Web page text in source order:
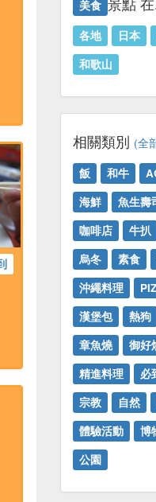
美食
各地 日本
和歌山
相關類別 (全
飯
和牛
海鮮
魚生壽
咖啡店
牛扒
烏冬
素食
沖繩料理
漢堡包
熱狗
章魚燒
御好
精進料理
必
宗教
自然
體驗活動
博
公園